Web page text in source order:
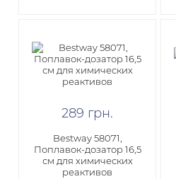
289 грн.
Bestway 58071,
Поплавок-дозатор 16,5
см для химических
реактивов